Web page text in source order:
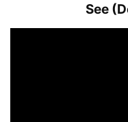
See